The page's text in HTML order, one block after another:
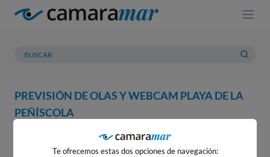
PREVISIÓN DE OLAS Y WEBCAM PLAYA DE LA
PEÑÍSCOLA
PREVISIÓN METEOROLOGÍA
Te ofrecemos estas dos opciones de navegación: